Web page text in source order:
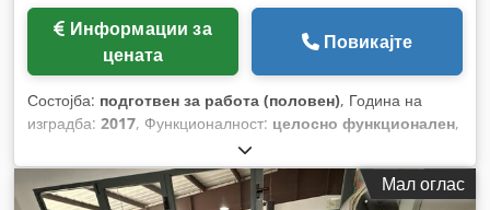
цената
Повикајте
Состојба: подготвен за работа (половен), Година на
изградба: 2017, Функционалност: целосно функционален,
Мал оглас